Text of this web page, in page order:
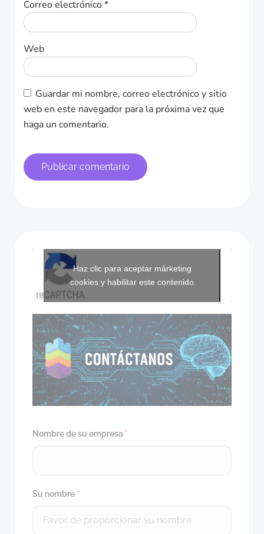
Correo electrónico*
Web
Guardar mi nombre, correo electrónico y sitio
web en este navegador para la próxima vez que
haga un comentario.
Haz clic para aceptar márketing
cookies y habilitar este contenido
Nombre de su empresa *
Su nombre *